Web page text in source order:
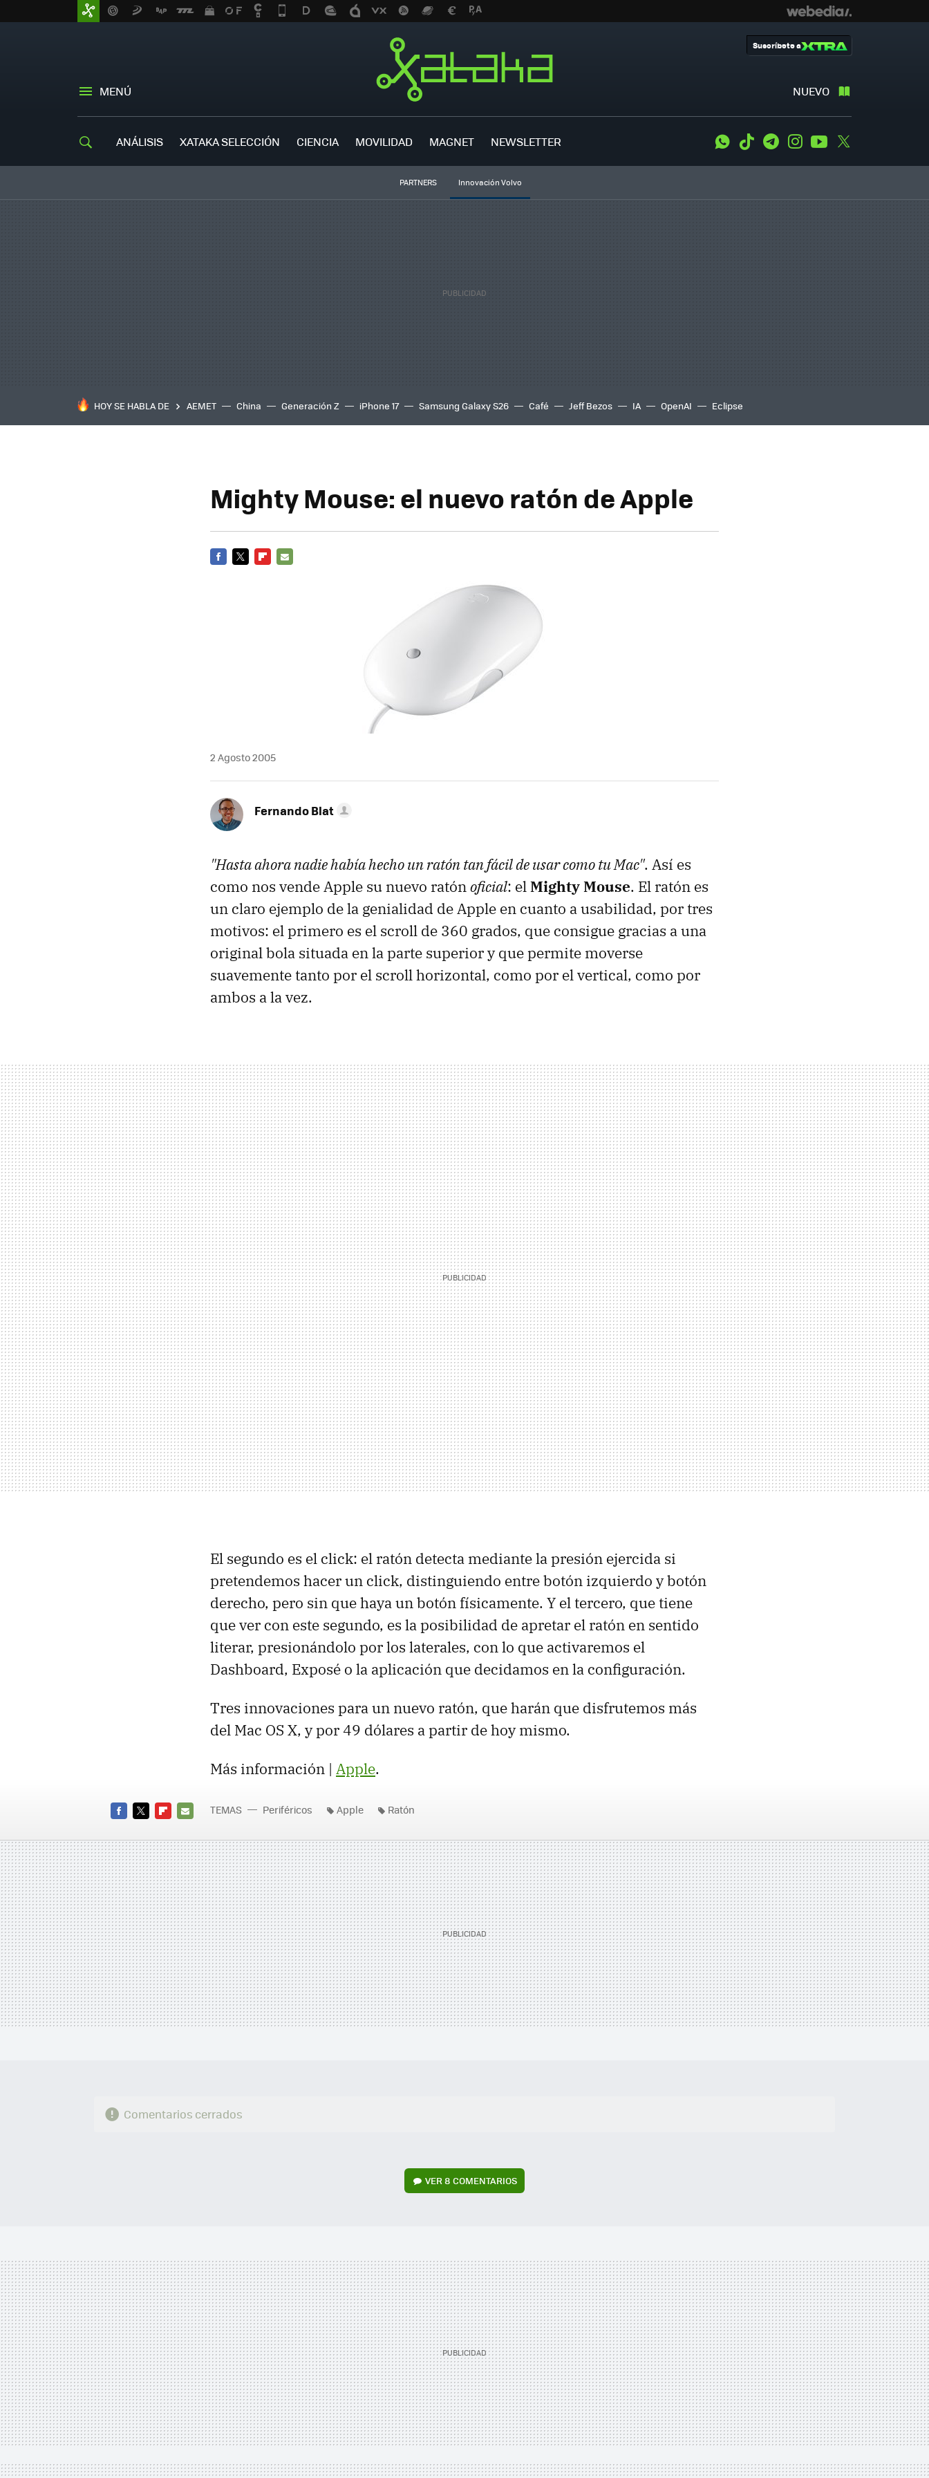
MENÚ NUEVO
Suscríbete a
ANÁLISIS XATAKA SELECCIÓN CIENCIA MOVILIDAD MAGNET NEWSLETTER WhatsApp
Tiktok TelegramInstagramYoutube
PARTNERS Innovación Volvo
HOY SE HABLA DE AEMET China Generación Z iPhone 17 Samsung Galaxy S26 Café Jeff Bezos IA OpenAI Eclipse
Mighty Mouse: el nuevo ratón de Apple
2 Agosto 2005
Fernando Blat
"Hasta ahora nadie había hecho un ratón tan fácil de usar como tu Mac". Así es
como nos vende Apple su nuevo ratónoficial: elMighty Mouse. El ratón es
un claro ejemplo de la genialidad de Apple en cuanto a usabilidad, por tres
motivos: el primero es el scroll de 360 grados, que consigue gracias a una
original bola situada en la parte superior y que permite moverse
suavemente tanto por el scroll horizontal, como por el vertical, como por
ambos a la vez.
El segundo es el click: el ratón detecta mediante la presión ejercida si
pretendemos hacer un click, distinguiendo entre botón izquierdo y botón
derecho, pero sin que haya un botón físicamente. Y el tercero, que tiene
que ver con este segundo, es la posibilidad de apretar el ratón en sentido
literar, presionándolo por los laterales, con lo que activaremos el
Dashboard, Exposé o la aplicación que decidamos en la configuración.
Tres innovaciones para un nuevo ratón, que harán que disfrutemos más
del Mac OS X, y por 49 dólares a partir de hoy mismo.
Más información | Apple.
MAIL
TEMAS Periféricos Apple Ratón
Comentarios cerrados
VER8 COMENTARIOS